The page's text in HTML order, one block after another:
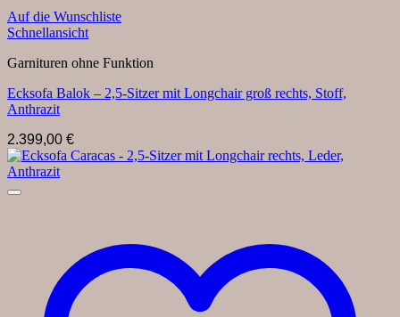
Auf die Wunschliste
Schnellansicht
Garnituren ohne Funktion
Ecksofa Balok – 2,5-Sitzer mit Longchair groß rechts, Stoff,
Anthrazit
2.399,00 €